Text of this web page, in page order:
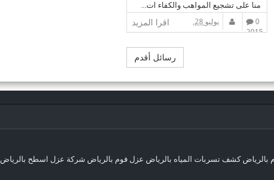
منا على تشجيع المواهب والكفاء ات...
اقرا المزيد 0
يوليو 28,
2015
رسائل أقدم
كشف تسربات المياه بالرياض عزل فوم بالرياض شركة عزل اسطح بالرياض